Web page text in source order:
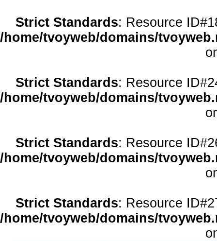
Strict Standards: Resource
/home/tvoyweb/domains/
Strict Standards: Resource
/home/tvoyweb/domains/
Strict Standards: Resource
/home/tvoyweb/domains/
Strict Standards: Resource
/home/tvoyweb/domains/